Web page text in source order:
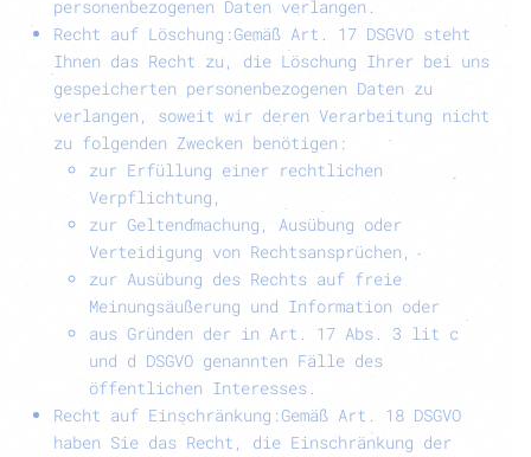
personenbezogenen Daten verlangen.
Recht auf Löschung:Gemäß Art. 17 DSGVO steht
Ihnen das Recht zu, die Löschung Ihrer bei uns
gespeicherten personenbezogenen Daten zu
verlangen, soweit wir deren Verarbeitung nicht
zu folgenden Zwecken benötigen:
zur Erfüllung einer rechtlichen
Verpflichtung,
zur Geltendmachung, Ausübung oder
Verteidigung von Rechtsansprüchen,
zur Ausübung des Rechts auf freie
Meinungsäußerung und Information oder
aus Gründen der in Art. 17 Abs. 3 lit c
und d DSGVO genannten Fälle des
öffentlichen Interesses.
Recht auf Einschränkung:Gemäß Art. 18 DSGVO
haben Sie das Recht, die Einschränkung der